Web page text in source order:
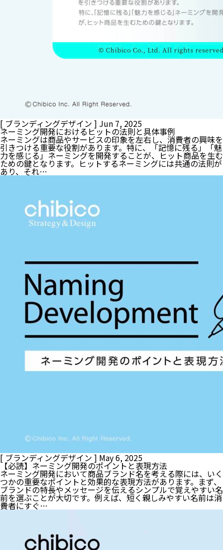
[ ブランディングデザイン ] Jun 7, 2025
ネーミング開発におけるヒットの法則と具体事例
ネーミングは商品やサービスの印象を左右し、消費者の興味を
引きつける重要な役割があります。特に、「記憶に残る」「魅
力を感じる」ネーミングを開発することが、ヒット商品を生む
ための鍵となります。ヒットするネーミングには共通の法則が
あり、それ…
[ ブランディングデザイン ] May 6, 2025
【必読】ネーミング開発のポイントと表現方法
ネーミング開発において商品ブランド名を考える際には、いく
つかの重要なポイントと効果的な表現方法があります。まず、
ブランドの特長やメッセージを伝えるシンプルで覚えやすい名
前を選ぶことが大切です。例えば、短く親しみやすい名前は消
費者にすぐ…